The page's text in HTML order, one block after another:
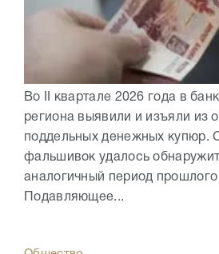
Во II квартале 2026 года в
региона выявили и изъяли из
поддельных денежных купюр.
фальшивок удалось
аналогичный период прошлого
Подавляющее...